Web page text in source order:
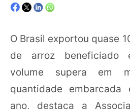
O Brasil exportou quase
de arroz beneficiado
volume supera em
quantidade
ano, destaca a